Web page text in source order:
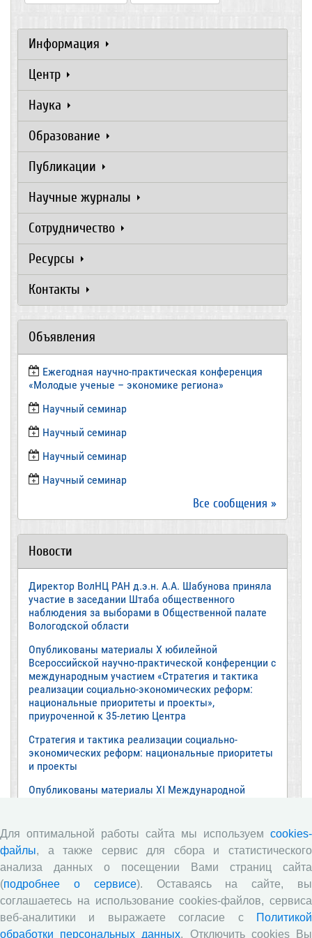
Информация
Центр
Наука
Образование
Публикации
Научные журналы
Сотрудничество
Ресурсы
Контакты
Объявления
Ежегодная научно-практическая конференция
«Молодые ученые – экономике региона»
​Научный семинар
​Научный семинар
Научный семинар
​Научный семинар
Все сообщения »
Новости
Директор ВолНЦ РАН д.э.н. А.А. Шабунова приняла
участие в заседании Штаба общественного
наблюдения за выборами в Общественной палате
Вологодской области
Опубликованы материалы X юбилейной
Всероссийской научно-практической конференции с
международным участием «Стратегия и тактика
реализации социально-экономических реформ:
национальные приоритеты и проекты»,
приуроченной к 35-летию Центра
Стратегия и тактика реализации социально-
экономических реформ: национальные приоритеты
и проекты
Опубликованы материалы XI Международной
зеркале социологических измерений»
Глобальные вызовы и региональное развитие в
зеркале социологических измерений
Все сообщения »
Для оптимальной работы сайта мы используем cookies-
файлы, а также сервис для сбора и статистического
анализа данных о посещении Вами страниц сайта
(подробнее о сервисе). Оставаясь на сайте, вы
соглашаетесь на использование cookies-файлов, сервиса
веб-аналитики и выражаете согласие с
Политикой
обработки персональных данных. Отключить cookies Вы